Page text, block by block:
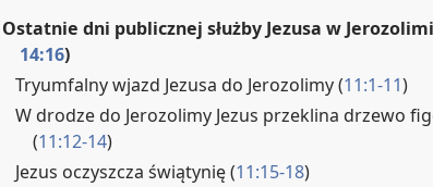
Ostatnie dni publicznej służby Jezusa w
14:16)
Tryumfalny wjazd Jezusa do Jerozolimy (11:1-11)
W drodze do Jerozolimy Jezus przeklina drzewo
(11:12-14)
Jezus oczyszcza świątynię (11:15-18)